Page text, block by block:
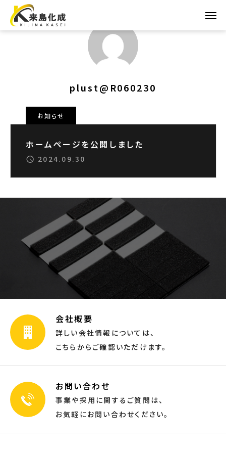
plust@R060230
お知らせ
ホームページを公開しました
2024.09.30
会社概要
詳しい会社情報については、
こちらからご確認いただけます。
お問い合わせ
事業や採用に関するご質問は、
お気軽にお問い合わせください。